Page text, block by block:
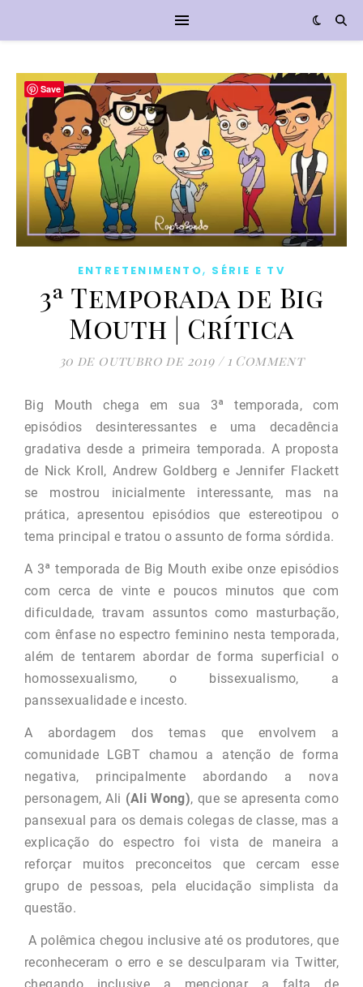
ENTRETENIMENTO, SÉRIE E TV
3ª Temporada de Big
Mouth | Crítica
30 de outubro de 2019 / 1 Comment
Big Mouth chega em sua 3ª temporada, com
episódios desinteressantes e uma decadência
gradativa desde a primeira temporada. A proposta
de Nick Kroll, Andrew Goldberg e Jennifer Flackett
se mostrou inicialmente interessante, mas na
prática, apresentou episódios que estereotipou o
tema principal e tratou o assunto de forma sórdida.
A 3ª temporada de Big Mouth exibe onze episódios
com cerca de vinte e poucos minutos que com
dificuldade, travam assuntos como masturbação,
com ênfase no espectro feminino nesta temporada,
além de tentarem abordar de forma superficial o
homossexualismo, o bissexualismo, a
panssexualidade e incesto.
A abordagem dos temas que envolvem a
comunidade LGBT chamou a atenção de forma
negativa, principalmente abordando a nova
personagem, Ali (Ali Wong), que se apresenta como
pansexual para os demais colegas de classe, mas a
explicação do espectro foi vista de maneira a
reforçar muitos preconceitos que cercam esse
grupo de pessoas, pela elucidação simplista da
questão.
A polêmica chegou inclusive até os produtores, que
reconheceram o erro e se desculparam via Twitter,
chegando inclusive a mencionar a falta de
Save